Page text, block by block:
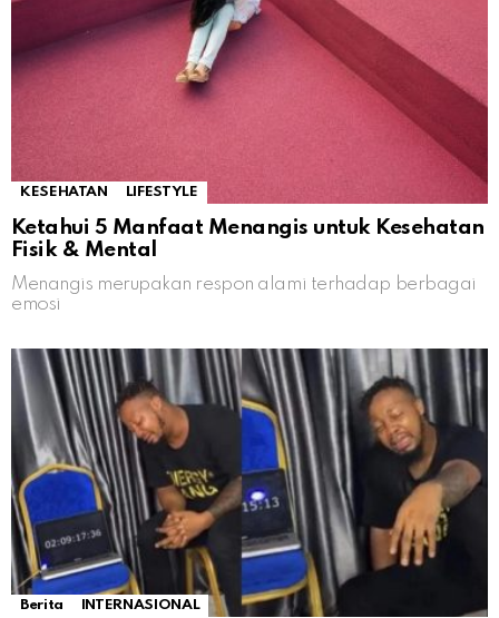
KESEHATAN LIFESTYLE
Ketahui 5 Manfaat Menangis untuk Kesehatan
Fisik & Mental
Menangis merupakan respon alami terhadap berbagai
emosi
Berita INTERNASIONAL